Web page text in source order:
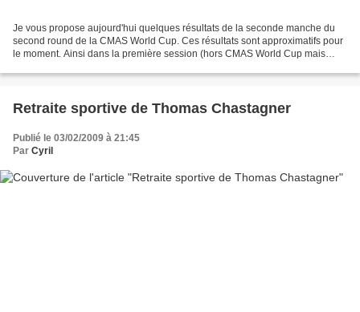
Je vous propose aujourd'hui quelques résultats de la seconde manche du
second round de la CMAS World Cup. Ces résultats sont approximatifs pour
le moment. Ainsi dans la première session (hors CMAS World Cup mais
Retraite sportive de Thomas Chastagner
Publié le 03/02/2009 à 21:45
Par Cyril